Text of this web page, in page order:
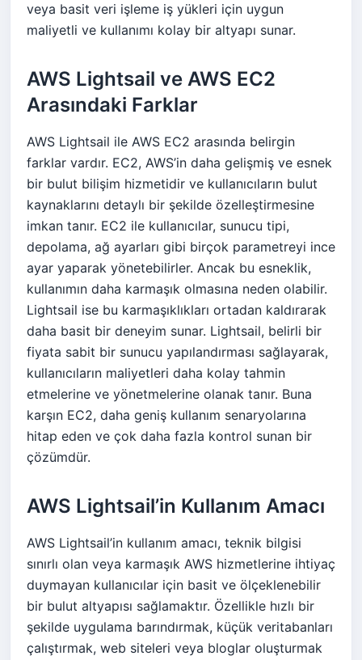
veya basit veri işleme iş yükleri için uygun
maliyetli ve kullanımı kolay bir altyapı sunar.
AWS Lightsail ve AWS EC2
Arasındaki Farklar
AWS Lightsail ile AWS EC2 arasında belirgin
farklar vardır. EC2, AWS’in daha gelişmiş ve esnek
bir bulut bilişim hizmetidir ve kullanıcıların bulut
kaynaklarını detaylı bir şekilde özelleştirmesine
imkan tanır. EC2 ile kullanıcılar, sunucu tipi,
depolama, ağ ayarları gibi birçok parametreyi ince
ayar yaparak yönetebilirler. Ancak bu esneklik,
kullanımın daha karmaşık olmasına neden olabilir.
Lightsail ise bu karmaşıklıkları ortadan kaldırarak
daha basit bir deneyim sunar. Lightsail, belirli bir
fiyata sabit bir sunucu yapılandırması sağlayarak,
kullanıcıların maliyetleri daha kolay tahmin
etmelerine ve yönetmelerine olanak tanır. Buna
karşın EC2, daha geniş kullanım senaryolarına
hitap eden ve çok daha fazla kontrol sunan bir
çözümdür.
AWS Lightsail’in Kullanım Amacı
AWS Lightsail’in kullanım amacı, teknik bilgisi
sınırlı olan veya karmaşık AWS hizmetlerine ihtiyaç
duymayan kullanıcılar için basit ve ölçeklenebilir
bir bulut altyapısı sağlamaktır. Özellikle hızlı bir
şekilde uygulama barındırmak, küçük veritabanları
çalıştırmak, web siteleri veya bloglar oluşturmak